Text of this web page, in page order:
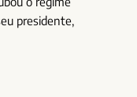
presidente,